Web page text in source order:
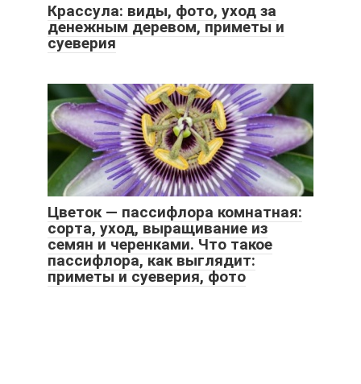
Крассула: виды, фото, уход за
денежным деревом, приметы и
суеверия
Цветок — пассифлора комнатная:
сорта, уход, выращивание из
семян и черенками. Что такое
пассифлора, как выглядит:
приметы и суеверия, фото